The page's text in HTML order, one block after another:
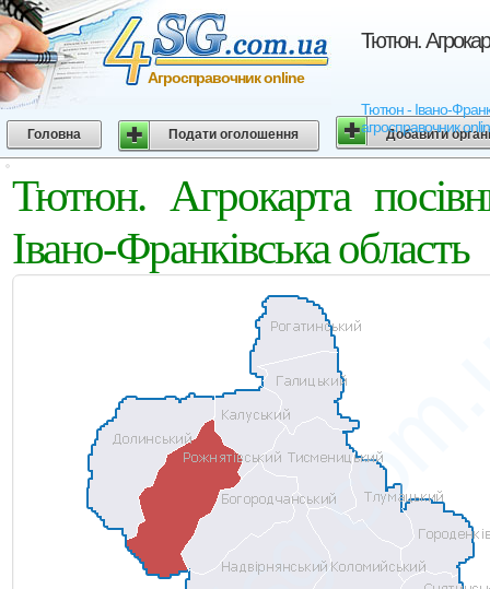
Тютюн.
Тютюн - Івано-
агросправочник
Агросправочник online
Головна Подати оголошення Добавити
Тютюн. Агрокарта
Івано-Франківська область